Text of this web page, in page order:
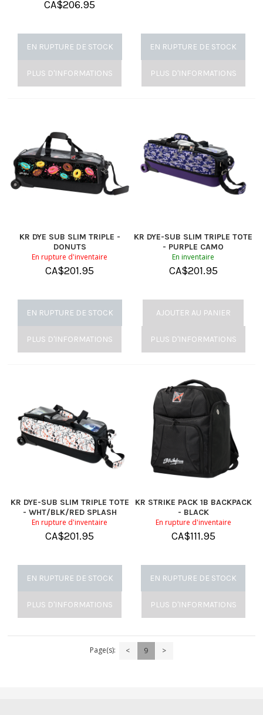
CA$206.95
EN RUPTURE DE STOCK
PLUS D'INFORMATIONS
EN RUPTURE DE STOCK
PLUS D'INFORMATIONS
KR DYE SUB SLIM TRIPLE -
DONUTS
En rupture d'inventaire
CA$201.95
EN RUPTURE DE STOCK
PLUS D'INFORMATIONS
KR DYE-SUB SLIM TRIPLE TOTE
- PURPLE CAMO
En inventaire
CA$201.95
AJOUTER AU PANIER
PLUS D'INFORMATIONS
KR DYE-SUB SLIM TRIPLE TOTE
- WHT/BLK/RED SPLASH
En rupture d'inventaire
CA$201.95
EN RUPTURE DE STOCK
PLUS D'INFORMATIONS
KR STRIKE PACK 1B BACKPACK
- BLACK
En rupture d'inventaire
CA$111.95
EN RUPTURE DE STOCK
PLUS D'INFORMATIONS
Page(s): < 9 >